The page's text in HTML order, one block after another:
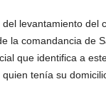
levantamiento del
la comandancia de
que identifica a
tenía su